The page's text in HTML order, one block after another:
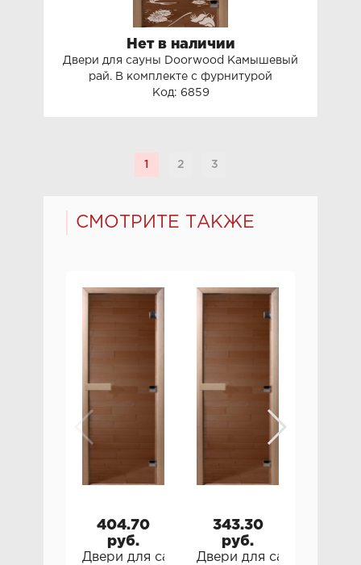
Нет в наличии
Двери для сауны Doorwood Камышевый
рай. В комплекте с фурнитурой
Код: 6859
2 3
СМОТРИТЕ ТАКЖЕ
404.70
руб.
Двери для сауны Doorwood Бронза. В
343.30
руб.
Двери для сауны